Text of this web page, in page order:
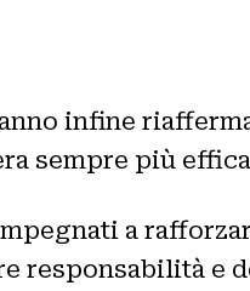
infine
sempre più
a
responsabilità e